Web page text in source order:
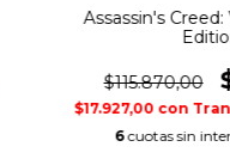
Assassin's
$115.870,00
$17.927,00 con
6 cuotas sin